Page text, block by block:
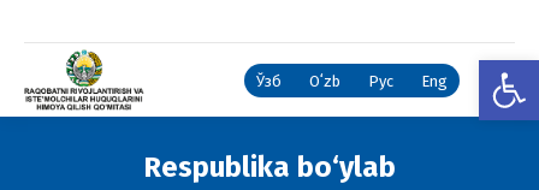
Ўзб Oʻzb Рус Eng
Respublika bo‘ylab